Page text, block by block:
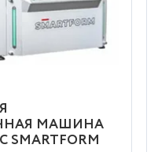
МАШИНА
SMARTFORM